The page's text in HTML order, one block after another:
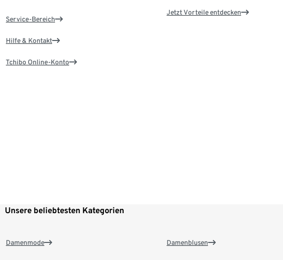
Service-Bereich
Hilfe & Kontakt
Tchibo Online-Konto
Jetzt Vorteile entdecken
Unsere beliebtesten Kategorien
Damenmode Damenblusen